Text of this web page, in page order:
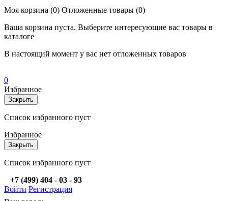
Моя корзина (0) Отложенные товары (0)
Ваша корзина пуста. Выберите интересующие вас товары в
каталоге
В настоящий момент у вас нет отложенных товаров
0
Избранное
Закрыть
Список избранного пуст
Избранное
Закрыть
Список избранного пуст
+7 (499) 404 - 03 - 93
Войти Регистрация